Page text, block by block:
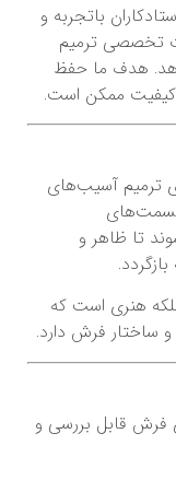
باتجربه و
تخصصی ترمیم
هدف ما حفظ
کیفیت ممکن است.
ترمیم آسیب‌های
قسمت‌های
تا ظاهر و
هنری است که
ساختار فرش دارد.
فرش قابل بررسی و